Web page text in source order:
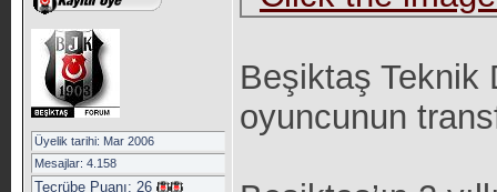
Üyelik tarihi: Mar 2006
Mesajlar: 4.158
Tecrübe Puanı: 26
Beşiktaş Teknik
oyuncunun